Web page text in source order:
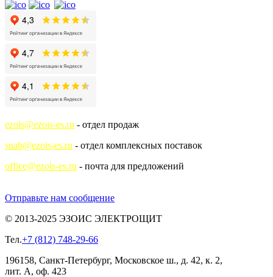
ezois@ezois-es.ru - отдел продаж
snab@ezois-es.ru - отдел комплексных поставок
office@ezois-es.ru - почта для предложений
Отправьте нам сообщение
© 2013-2025 ЭЗОИС ЭЛЕКТРОЩИТ
Тел.+7 (812) 748-29-66
196158, Санкт-Петербург, Московское ш., д. 42, к. 2,
лит. А, оф. 423